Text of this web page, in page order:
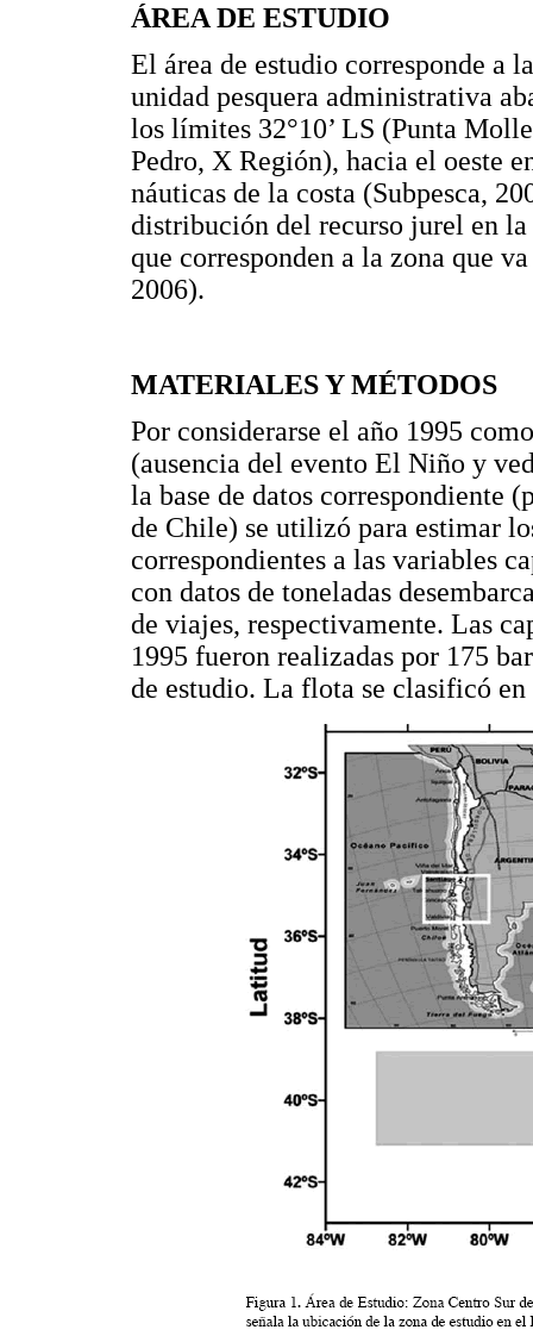
ÁREA DE ESTUDIO
El área de estudio corresponde a
unidad pesquera administrativa
los límites 32°10’ LS (Punta
Pedro, X Región), hacia el oeste
náuticas de la costa (Subpesca,
distribución del recurso jurel en la
que corresponden a la zona que
2006).
MATERIALES Y MÉTODOS
Por considerarse el año 1995
(ausencia del evento El Niño y
la base de datos correspondiente
de Chile) se utilizó para estimar
correspondientes a las variables
con datos de toneladas
de viajes, respectivamente. Las
1995 fueron realizadas por 175
de estudio. La flota se clasificó